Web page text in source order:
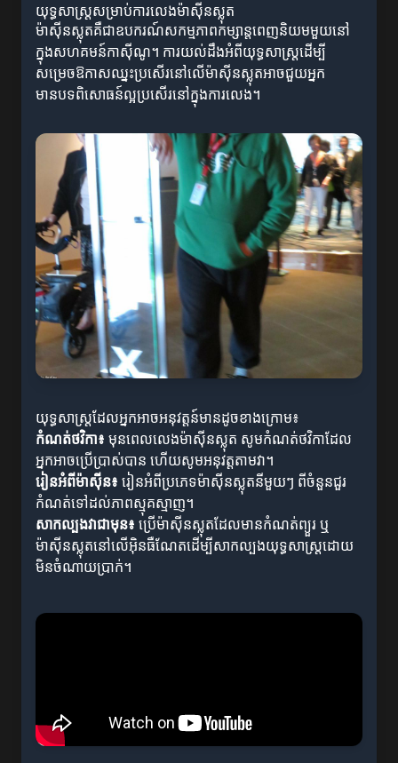
យុទ្ធសាស្ត្រសម្រាប់ការលេងម៉ាស៊ីនស្លុត
ម៉ាស៊ីនស្លុតគឺជាឧបករណ៍សកម្មភាពកម្សាន្តពេញនិយមមួយនៅ
ក្នុងសហគមន៍កាស៊ីណូ។ ការយល់ដឹងអំពីយុទ្ធសាស្ត្រដើម្បី
សម្រេចឱកាសឈ្នះប្រសើរនៅលើម៉ាស៊ីនស្លុតអាចជួយអ្នក
មានបទពិសោធន៍ល្អប្រសើរនៅក្នុងការលេង។
យុទ្ធសាស្ត្រដែលអ្នកអាចអនុវត្តន៍មានដូចខាងក្រោម៖
កំណត់ថវិកា៖ មុនពេលលេងម៉ាស៊ីនស្លុត សូមកំណត់ថវិកាដែល
អ្នកអាចប្រើប្រាស់បាន ហើយសូមអនុវត្តតាមវា។
រៀនអំពីម៉ាស៊ីន៖ រៀនអំពីប្រភេទម៉ាស៊ីនស្លុតនីមួយៗ ពីចំនួនជួរ
កំណត់ទៅដល់ភាពស្មុគស្មាញ។
សាកល្បងវាជាមុន៖ ប្រើម៉ាស៊ីនស្លុតដែលមានកំណត់ព្យួរ ឬ
ម៉ាស៊ីនស្លុតនៅលើអ៊ិនធឺណែតដើម្បីសាកល្បងយុទ្ធសាស្ត្រដោយ
មិនចំណាយប្រាក់។